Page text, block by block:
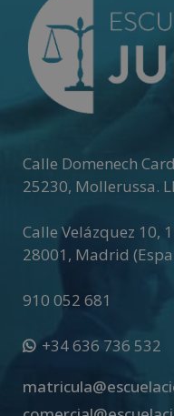
Calle Domenech
25230, Mollerussa.
Calle Velázquez 10,
28001 , Madrid
910 052 681
+34 636 736 532